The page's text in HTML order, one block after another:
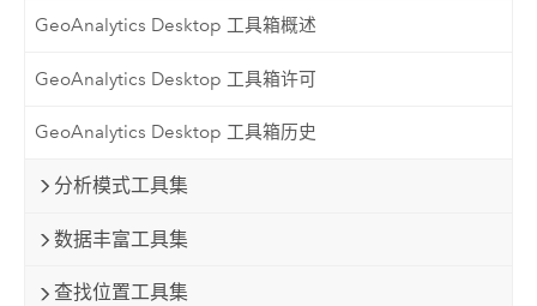
GeoAnalytics Desktop 工具箱概述
GeoAnalytics Desktop 工具箱许可
GeoAnalytics Desktop 工具箱历史
分析模式工具集
数据丰富工具集
查找位置工具集